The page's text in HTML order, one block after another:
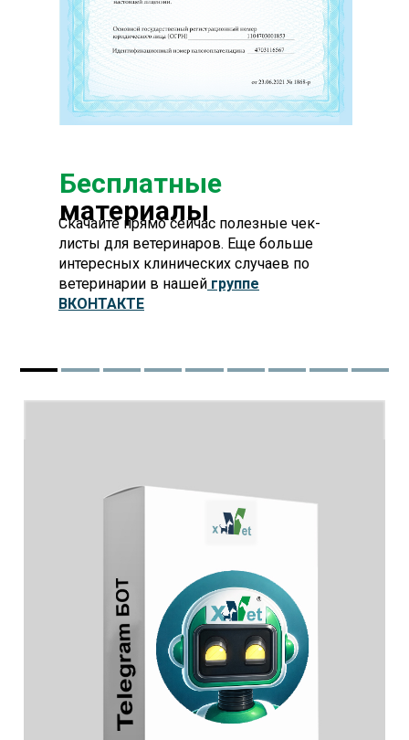
Бесплатные
материалы
Скачайте прямо сейчас полезные чек-
листы для ветеринаров. Еще больше
интересных клинических случаев по
ветеринарии в нашей группе
ВКОНТАКТЕ